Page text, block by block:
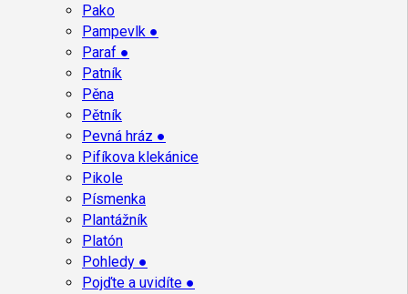
Pako
Pampevlk ●
Paraf ●
Patník
Pěna
Pětník
Pevná hráz ●
Pifíkova klekánice
Pikole
Písmenka
Plantážník
Platón
Pohledy ●
Pojďte a uvidíte ●